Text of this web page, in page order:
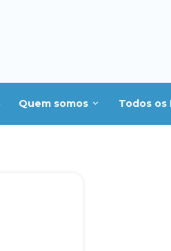
Quem somos Todos os